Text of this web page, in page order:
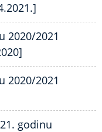
2020/2021
2020/2021
godinu